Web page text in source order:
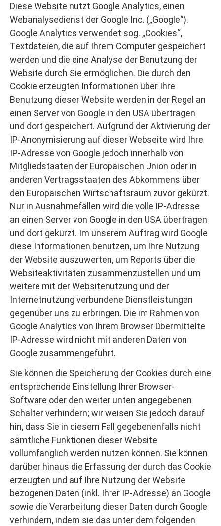
Diese Website nutzt Google Analytics, einen
Webanalysedienst der Google Inc. („Google“).
Google Analytics verwendet sog. „Cookies“,
Textdateien, die auf Ihrem Computer gespeichert
werden und die eine Analyse der Benutzung der
Website durch Sie ermöglichen. Die durch den
Cookie erzeugten Informationen über Ihre
Benutzung dieser Website werden in der Regel an
einen Server von Google in den USA übertragen
und dort gespeichert. Aufgrund der Aktivierung der
IP-Anonymisierung auf dieser Webseite wird Ihre
IP-Adresse von Google jedoch innerhalb von
Mitgliedstaaten der Europäischen Union oder in
anderen Vertragsstaaten des Abkommens über
den Europäischen Wirtschaftsraum zuvor gekürzt.
Nur in Ausnahmefällen wird die volle IP-Adresse
an einen Server von Google in den USA übertragen
und dort gekürzt. Im unserem Auftrag wird Google
diese Informationen benutzen, um Ihre Nutzung
der Website auszuwerten, um Reports über die
Websiteaktivitäten zusammenzustellen und um
weitere mit der Websitenutzung und der
Internetnutzung verbundene Dienstleistungen
gegenüber uns zu erbringen. Die im Rahmen von
Google Analytics von Ihrem Browser übermittelte
IP-Adresse wird nicht mit anderen Daten von
Google zusammengeführt.
Sie können die Speicherung der Cookies durch eine
entsprechende Einstellung Ihrer Browser-
Software oder den weiter unten angegebenen
Schalter verhindern; wir weisen Sie jedoch darauf
hin, dass Sie in diesem Fall gegebenenfalls nicht
sämtliche Funktionen dieser Website
vollumfänglich werden nutzen können. Sie können
darüber hinaus die Erfassung der durch das Cookie
erzeugten und auf Ihre Nutzung der Website
bezogenen Daten (inkl. Ihrer IP-Adresse) an Google
sowie die Verarbeitung dieser Daten durch Google
verhindern, indem sie das unter dem folgenden